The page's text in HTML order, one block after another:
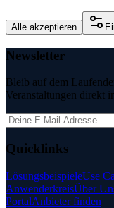
Alle akzeptieren
Newsletter
Bleib auf dem
Veranstaltungen direkt
Quicklinks
LösungsbeispieleUse
AnwenderkreisÜber
PortalAnbieter finden